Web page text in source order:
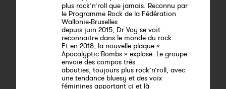
plus rock’n’roll que jamais. Reconnu par
le Programme Rock de la Fédération
Wallonie-Bruxelles
depuis juin 2015, Dr Voy se voit
reconnaitre dans le monde du rock.
Et en 2018, la nouvelle plaque «
Apocalyptic Bombs » explose. Le groupe
envoie des compos très
abouties, toujours plus rock’n’roll, avec
une tendance bluesy et des voix
féminines apportant ci et là